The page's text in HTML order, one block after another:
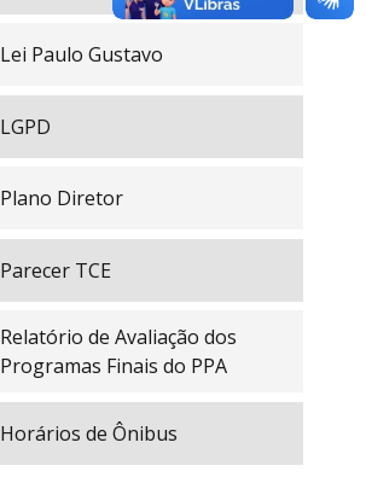
Lei Paulo Gustavo
LGPD
Plano Diretor
Parecer TCE
Relatório de Avaliação dos
Programas Finais do PPA
Horários de Ônibus